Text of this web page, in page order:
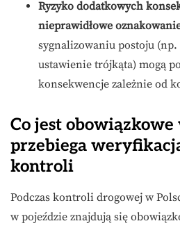
Ryzyko dodatkowych
nieprawidłowe
sygnalizowaniu postoju (np.
ustawienie trójkąta) mogą
konsekwencje zależnie od
Co jest
przebiega
kontroli
Podczas kontroli drogowej w
w pojeździe znajdują się